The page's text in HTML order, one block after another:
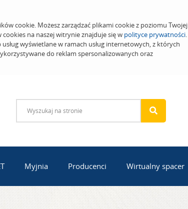
cookie. Możesz zarządzać plikami cookie z poziomu Twojej
na naszej witrynie znajduje się w polityce prywatności.
wyświetlane w ramach usług internetowych, z których
do reklam spersonalizowanych oraz
Myjnia Producenci Wirtualny spacer